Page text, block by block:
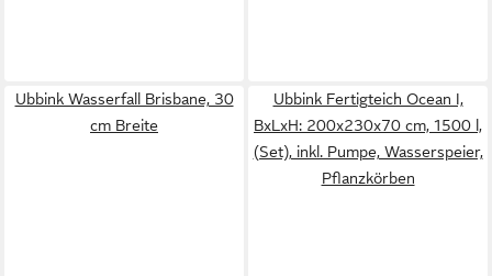
Ubbink Wasserfall Brisbane, 30
cm Breite
Ubbink Fertigteich Ocean I,
BxLxH: 200x230x70 cm, 1500 l,
(Set), inkl. Pumpe, Wasserspeier,
Pflanzkörben